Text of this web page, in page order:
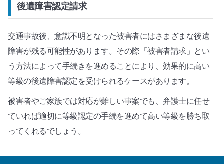
後遺障害認定請求
交通事故後、意識不明となった被害者にはさまざまな後遺
障害が残る可能性があります。その際「被害者請求」とい
う方法によって手続きを進めることにより、効果的に高い
等級の後遺障害認定を受けられるケースがあります。
被害者やご家族では対応が難しい事案でも、弁護士に任せ
ていれば適切に等級認定の手続を進めて高い等級を勝ち取
ってくれるでしょう。